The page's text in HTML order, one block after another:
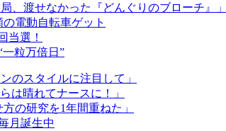
、渡せなかった『どんぐりのブローチ』」
電動自転車ゲット
当選！
粒万倍日”
のスタイルに注目して」
は晴れてナースに！」
の研究を1年間重ねた」
月誕生中